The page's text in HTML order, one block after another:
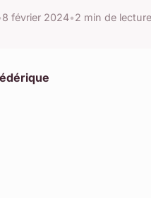
8 février 2024•2 min de lecture